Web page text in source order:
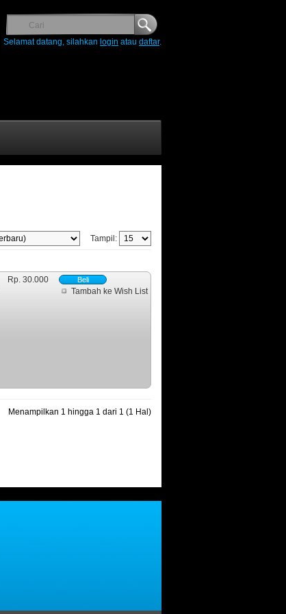
Selamat datang, silahkan login atau daftar.
Tampil:
Tambah ke Wish List
Rp. 30.000
Menampilkan 1 hingga 1 dari 1 (1 Hal)